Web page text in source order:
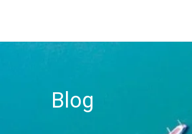
Blog